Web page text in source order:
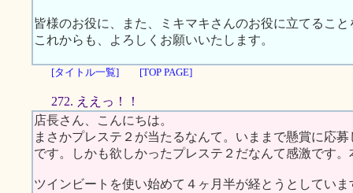
皆様のお役に、また、ミキマキさんのお役に立てるこ
これからも、よろしくお願いいたします。
[タイトル一覧] [TOP PAGE]
272. ええっ！！
店長さん、こんにちは。
まさかプレステ２が当たるなんて。いままで懸賞に応
です。しかも欲しかったプレステ２だなんて感激です
ツインビートを使い始めて４ヶ月半が経とうとしてい